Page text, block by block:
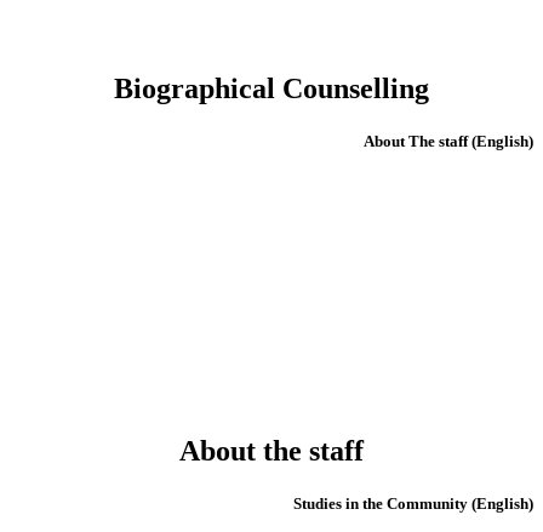
Biographical Counselling
(English) About The staff
About the staff
(English) Studies in the Community